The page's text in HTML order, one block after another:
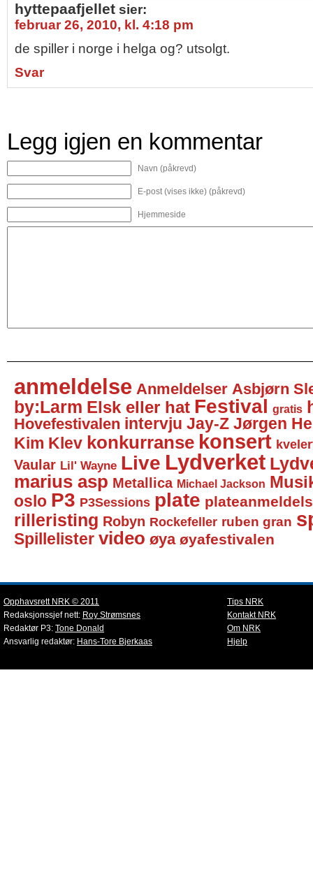
hyttepaafjellet sier:
februar 26, 2010, kl. 4:18 pm
de spiller i norge i helga og? utsolgt.
Svar
Legg igjen en kommentar
Navn (påkrevd)
E-post (vises ikke) (påkrevd)
Hjemmeside
anmeldelse Anmeldelser Asbjørn
by:Larm Elsk eller hat Festival gratis
Hovefestivalen intervju Jay-Z Jørgen
Kim Klev konkurranse konsert
Vaular Lil' Wayne Live Lydverket
marius asp Metallica Michael Jackson
oslo P3 P3Sessions plate
rilleristing Robyn Rockefeller ruben gran
Spillelister video øya øyafestivalen
Opphavsrett NRK © 2011
Redaksjonssjef nett: Roy Strømsnes
Redaktør P3: Tone Donald
Ansvarlig redaktør: Hans-Tore Bjerkaas
Tips NRK
Kontakt NRK
Om NRK
Hjelp